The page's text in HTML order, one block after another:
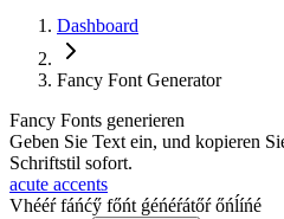
Dashboard
Fancy Font Generator
Fancy Fonts generieren
Geben Sie Text ein, und kopieren
Schriftstil sofort.
acute accents
Vhééŕ fáńćӳ főńt ǵéńéŕátőŕ őńĺíńé